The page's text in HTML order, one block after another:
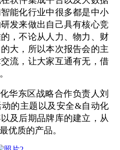
能化行业中很多都是中小
发来做出自己具有核心竞
，不论从人力、物力、财
大，所以本次报告会的主
流，让大家互通有无，借
华东区战略合作负责人刘
的主题以及安全&自动化
及后期品牌库的建立，从
优质的产品。